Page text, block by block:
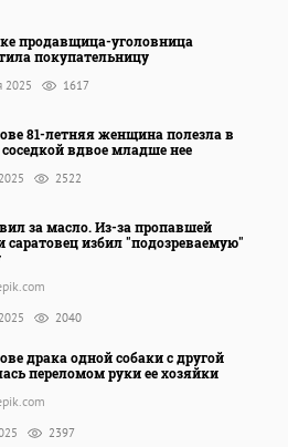
продавщица-уголовница
покупательницу
2025 1617
81-летняя женщина полезла в
соседкой вдвое младше нее
2522
за масло. Из-за пропавшей
саратовец избил "подозреваемую"
2040
драка одной собаки с другой
переломом руки ее хозяйки
2397